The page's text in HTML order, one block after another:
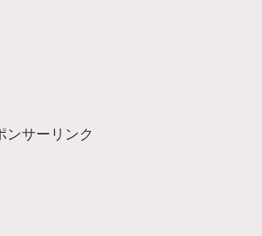
ンサーリンク